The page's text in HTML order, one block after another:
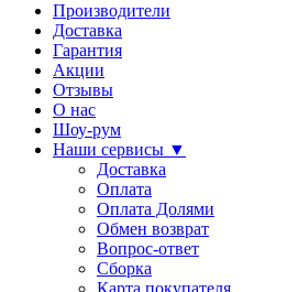
Производители
Доставка
Гарантия
Акции
Отзывы
О нас
Шоу-рум
Наши сервисы ▼
Доставка
Оплата
Оплата Долями
Обмен возврат
Вопрос-ответ
Сборка
Карта покупателя